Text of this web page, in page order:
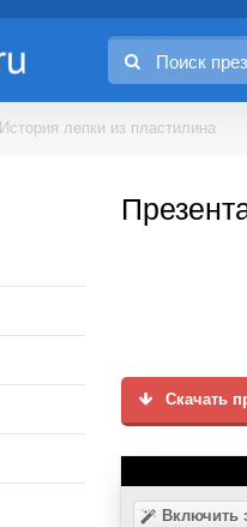
История лепки из пластилина
Скачать
Включить